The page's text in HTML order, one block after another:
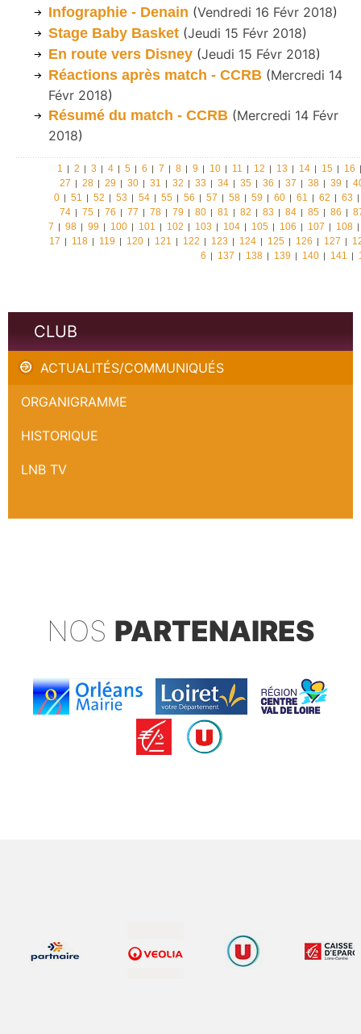
Infographie - Denain (Vendredi 16 Févr 2018)
Stage Baby Basket (Jeudi 15 Févr 2018)
En route vers Disney (Jeudi 15 Févr 2018)
Réactions après match - CCRB (Mercredi 14
Févr 2018)
Résumé du match - CCRB (Mercredi 14 Févr
2018)
1 2 3 4 5 6 7 8 9 10 11 12 13 14 15
16
27
28 29 30 31 32 33 34 35 36 37 38 39
0
51 52 53 54 55 56 57 58 59 60 61 62
63
74
75 76 77 78 79 80 81 82 83 84 85 86
7
98 99 100 101 102 103 104 105 106 107
108
17
118 119 120 121 122 123 124 125 126 127
6
137 138 139 140 141
CLUB
ACTUALITÉS/COMMUNIQUÉS
ORGANIGRAMME
HISTORIQUE
LNB TV
NOS PARTENAIRES